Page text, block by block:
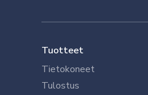
Tuotteet
Tietokoneet
Tulostus